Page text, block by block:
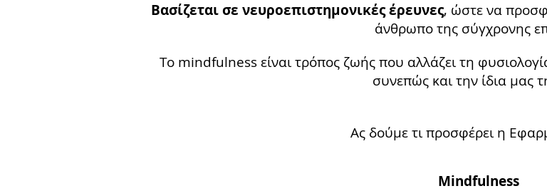
Βασίζεται σε νευροεπιστημονικές έρευνες, ώστε να
άνθρωπο της σύγχρονης
Το mindfulness είναι τρόπος ζωής που αλλάζει τη
συνεπώς και την ίδια μας
Ας δούμε τι προσφέρει η
Mindfulness